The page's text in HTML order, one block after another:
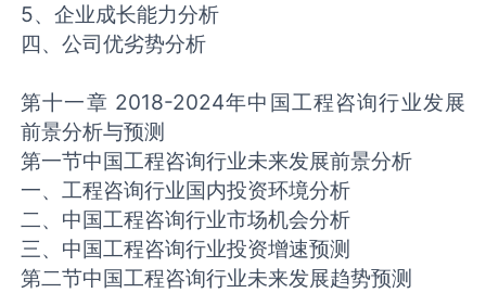
5、企业成长能力分析
四、公司优劣势分析
第十一章 2018-2024年中国工程咨询行业发展
前景分析与预测
第一节中国工程咨询行业未来发展前景分析
一、工程咨询行业国内投资环境分析
二、中国工程咨询行业市场机会分析
三、中国工程咨询行业投资增速预测
第二节中国工程咨询行业未来发展趋势预测